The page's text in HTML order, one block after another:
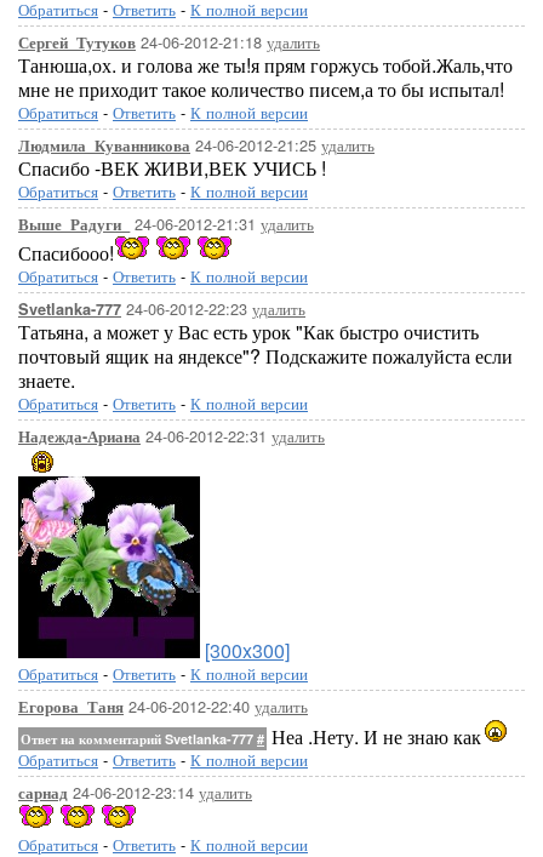
Обратиться - Ответить - К полной версии
Сергей_Тутуков 24-06-2012-21:18 удалить
Танюша,ох. и голова же ты!я прям горжусь тобой.Жаль,что
мне не приходит такое количество писем,а то бы испытал!
Обратиться - Ответить - К полной версии
Людмила_Куванникова 24-06-2012-21:25 удалить
Спасибо -ВЕК ЖИВИ,ВЕК УЧИСЬ !
Обратиться - Ответить - К полной версии
Выше_Радуги_ 24-06-2012-21:31 удалить
Спасибооо!
Обратиться - Ответить - К полной версии
Svetlanka-777 24-06-2012-22:23 удалить
Татьяна, а может у Вас есть урок "Как быстро очистить
почтовый ящик на яндексе"? Подскажите пожалуйста если
знаете.
Обратиться - Ответить - К полной версии
Надежда-Ариана 24-06-2012-22:31 удалить
[300x300]
Обратиться - Ответить - К полной версии
Егорова_Таня 24-06-2012-22:40 удалить
Ответ на комментарий Svetlanka-777 # Неа .Нету. И не знаю как
Обратиться - Ответить - К полной версии
сарнад 24-06-2012-23:14 удалить
Обратиться - Ответить - К полной версии